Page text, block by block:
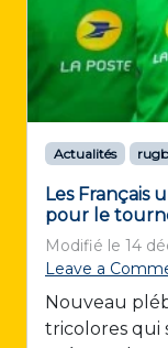
Actualités
Les Français
pour le
Modifié le 14
Leave a
Nouveau
tricolores qui